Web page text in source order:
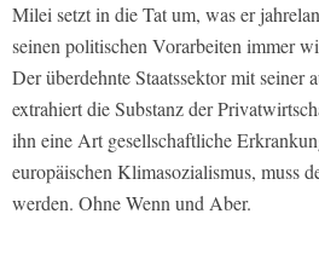
Milei setzt in die Tat um, was er
seinen politischen Vorarbeiten immer
Der überdehnte Staatssektor mit seiner
extrahiert die Substanz der
ihn eine Art gesellschaftliche
europäischen Klimasozialismus, muss
werden. Ohne Wenn und Aber.